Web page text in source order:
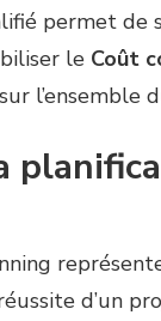
permet de
le Coût
sur l’ensemble
d’un